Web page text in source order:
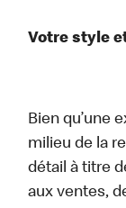
Votre style
Bien qu’une
milieu de la
détail à titre
aux ventes,